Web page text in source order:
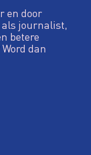
en door
journalist,
betere
dan